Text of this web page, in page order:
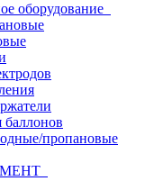
оборудование
баллонов
пропановые